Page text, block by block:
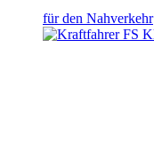
für den Nahverkehr